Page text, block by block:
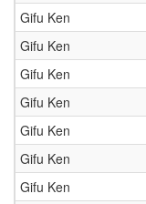
Gifu Ken
Gifu Ken
Gifu Ken
Gifu Ken
Gifu Ken
Gifu Ken
Gifu Ken